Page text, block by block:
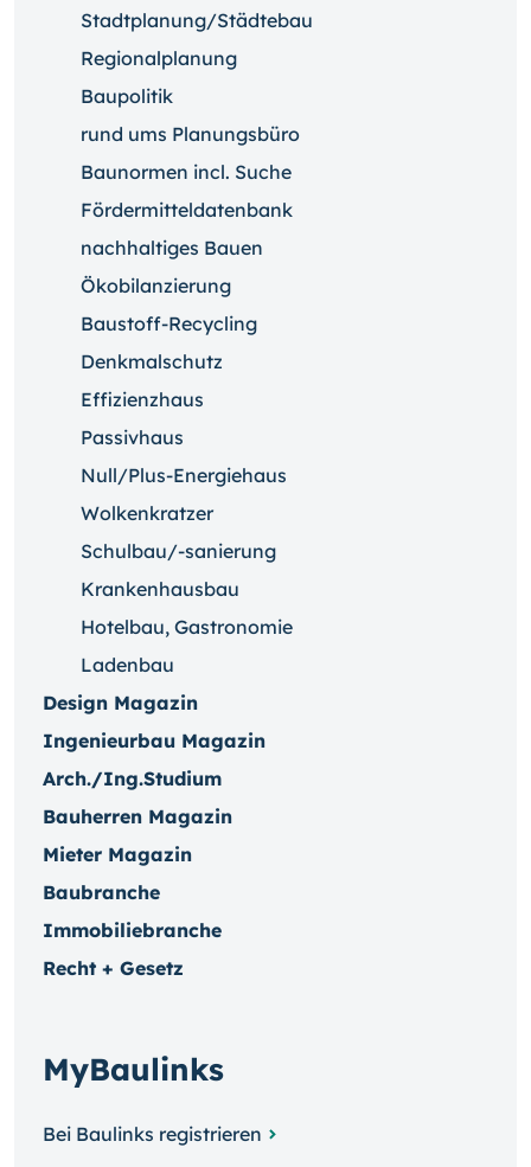
Stadtplanung/Städtebau
Regionalplanung
Baupolitik
rund ums Planungsbüro
Baunormen incl. Suche
Fördermitteldatenbank
nachhaltiges Bauen
Ökobilanzierung
Baustoff-Recycling
Denkmalschutz
Effizienzhaus
Passivhaus
Null/Plus-Energiehaus
Wolkenkratzer
Schulbau/-sanierung
Krankenhausbau
Hotelbau, Gastronomie
Ladenbau
Design Magazin
Ingenieurbau Magazin
Arch./Ing.Studium
Bauherren Magazin
Mieter Magazin
Baubranche
Immobiliebranche
Recht + Gesetz
MyBaulinks
Bei Baulinks registrieren